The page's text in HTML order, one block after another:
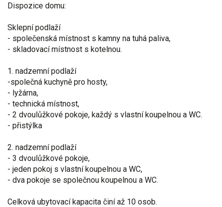
Dispozice domu:
Sklepní podlaží
- společenská místnost s kamny na tuhá paliva,
- skladovací místnost s kotelnou.
1. nadzemní podlaží
-společná kuchyně pro hosty,
- lyžárna,
- technická místnost,
- 2 dvoulůžkové pokoje, každý s vlastní koupelnou a WC.
- přistýlka
2. nadzemní podlaží
- 3 dvoulůžkové pokoje,
- jeden pokoj s vlastní koupelnou a WC,
- dva pokoje se společnou koupelnou a WC.
Celková ubytovací kapacita činí až 10 osob.